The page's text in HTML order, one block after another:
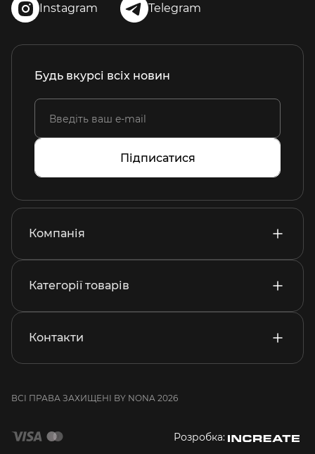
Instagram Telegram
Будь вкурсі всіх новин
Підписатися
Компанія
Категорії товарів
Контакти
ВСІ ПРАВА ЗАХИЩЕНІ BY NONA 2026
Розробка: